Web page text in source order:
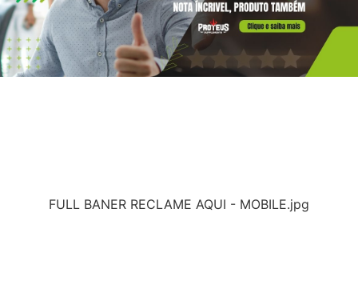
FULL BANER RECLAME AQUI - MOBILE.jpg